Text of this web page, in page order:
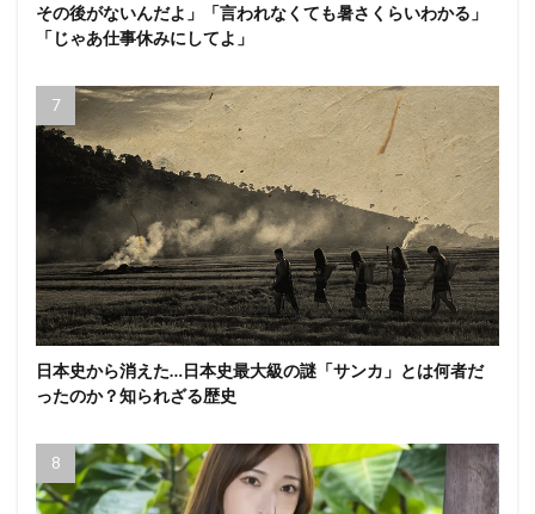
その後がないんだよ」「言われなくても暑さくらいわかる」
「じゃあ仕事休みにしてよ」
日本史から消えた…日本史最大級の謎「サンカ」とは何者だ
ったのか？知られざる歴史